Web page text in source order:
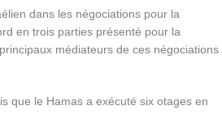
dans les négociations pour la
en trois parties présenté pour la
médiateurs de ces négociations
que le Hamas a exécuté six otages en